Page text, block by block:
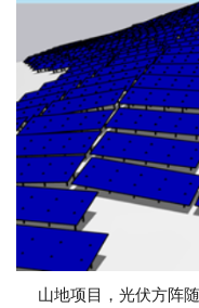
山地项目，光伏方阵